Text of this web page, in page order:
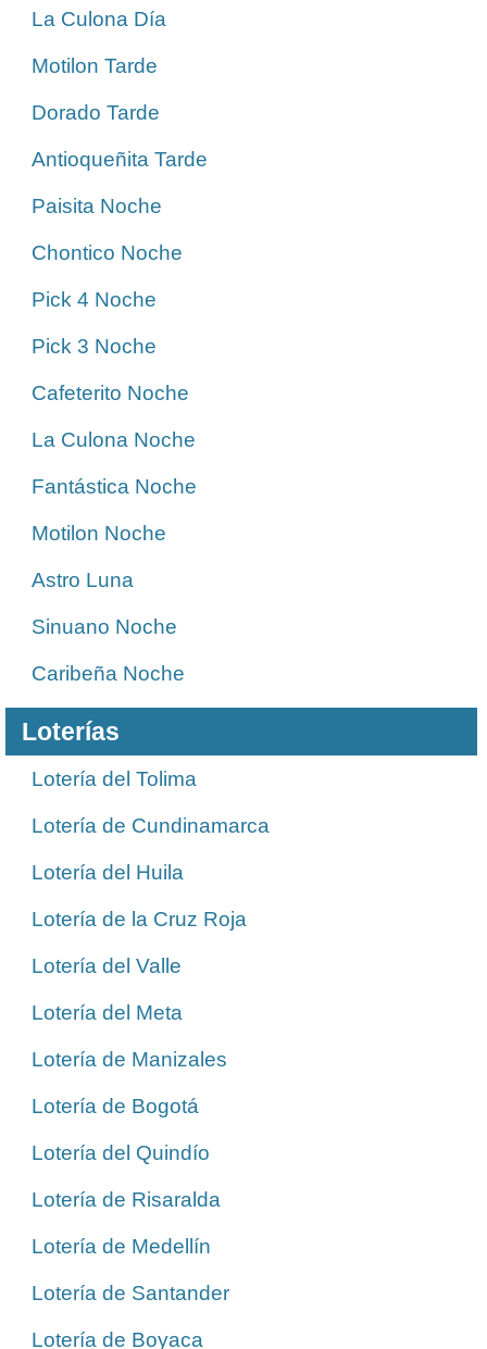
La Culona Día
Motilon Tarde
Dorado Tarde
Antioqueñita Tarde
Paisita Noche
Chontico Noche
Pick 4 Noche
Pick 3 Noche
Cafeterito Noche
La Culona Noche
Fantástica Noche
Motilon Noche
Astro Luna
Sinuano Noche
Caribeña Noche
Loterías
Lotería del Tolima
Lotería de Cundinamarca
Lotería del Huila
Lotería de la Cruz Roja
Lotería del Valle
Lotería del Meta
Lotería de Manizales
Lotería de Bogotá
Lotería del Quindío
Lotería de Risaralda
Lotería de Medellín
Lotería de Santander
Lotería de Boyaca